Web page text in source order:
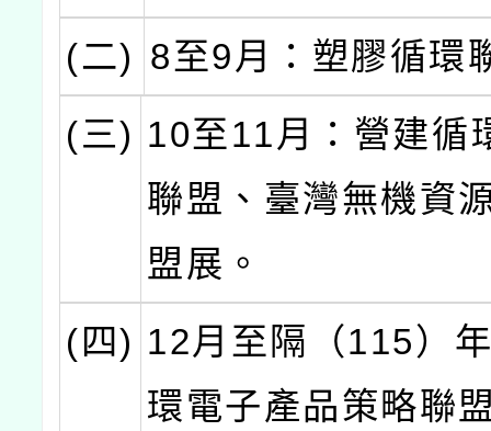
(二) 8至9月：塑膠循環
(三) 10至11月：營建循
聯盟、臺灣無機資
盟展。
(四) 12月至隔（115）
環電子產品策略聯